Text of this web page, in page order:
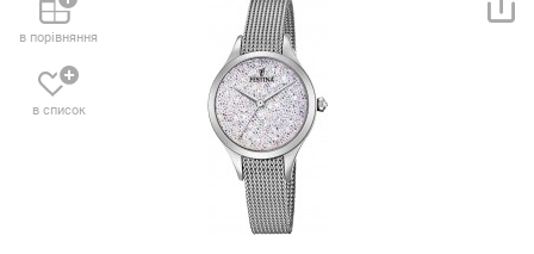
в порівняння
в список